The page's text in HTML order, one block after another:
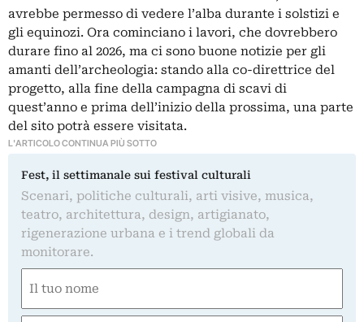
avrebbe permesso di vedere l’alba durante i solstizi e
gli equinozi. Ora cominciano i lavori, che dovrebbero
durare fino al 2026, ma ci sono buone notizie per gli
amanti dell’archeologia: stando alla co-direttrice del
progetto, alla fine della campagna di scavi di
quest’anno e prima dell’inizio della prossima, una parte
del sito potrà essere visitata.
L'ARTICOLO CONTINUA PIÙ SOTTO
Fest, il settimanale sui festival culturali
Scenari, politiche culturali, arti visive, musica,
teatro, architettura, design, artigianato,
rigenerazione urbana e i trend globali da
monitorare.
(Required)